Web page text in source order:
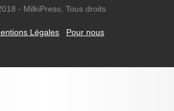
- MilkiPress, Tous droits
Légales
Pour nous